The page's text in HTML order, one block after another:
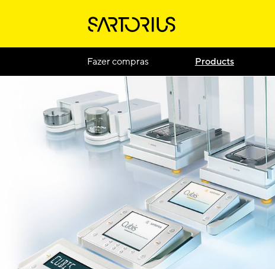
Fazer compras Products